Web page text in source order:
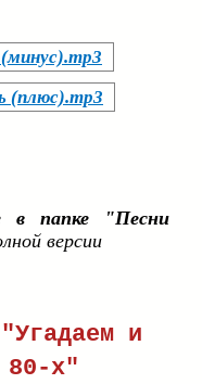
(плюс).mp3
в папке "Песни
версии
и
80-х"